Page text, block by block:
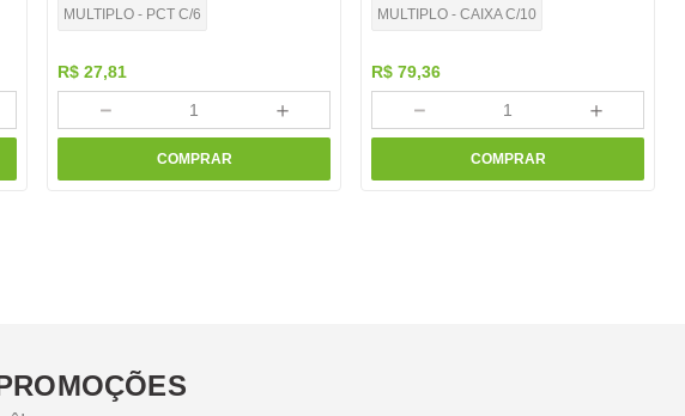
MULTIPLO - PCT C/6
R$ 27,81
＋
－
COMPRAR
MULTIPLO - CAIXA C/10
R$ 79,36
＋
－
COMPRAR